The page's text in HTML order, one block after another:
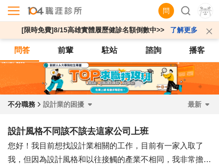
問
[限時免費]8/15高雄實體履歷健診名額倒數中>> 了解更多
問答 前輩 駐站 諮詢 播客
不分職務 設計業的困擾 最新
設計風格不同該不該去這家公司上班
您好！我目前想找設計業相關的工作，目前有一家入取了
我，但因為設計風格和以往接觸的產業不相同，我非常擔心